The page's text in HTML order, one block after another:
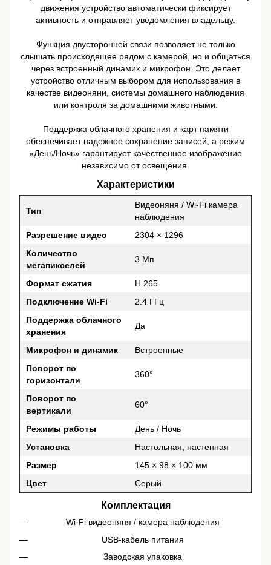
движения устройство автоматически фиксирует
активность и отправляет уведомления владельцу.
Функция двусторонней связи позволяет не только
слышать происходящее рядом с камерой, но и общаться
через встроенный динамик и микрофон. Это делает
устройство отличным выбором для использования в
качестве видеоняни, системы домашнего наблюдения
или контроля за домашними животными.
Поддержка облачного хранения и карт памяти
обеспечивает надежное сохранение записей, а режим
«День/Ночь» гарантирует качественное изображение
независимо от освещения.
Характеристики
Тип
Видеоняня / Wi-Fi камера
наблюдения
Разрешение видео
2304 × 1296
Количество
мегапикселей
3 Мп
Формат сжатия
H.265
Подключение Wi-Fi
2.4 ГГц
Поддержка облачного
хранения
Да
Микрофон и динамик
Встроенные
Поворот по
горизонтали
360°
Поворот по
вертикали
60°
Режимы работы
День / Ночь
Установка
Настольная, настенная
Размер
145 × 98 × 100 мм
Цвет
Серый
Комплектация
Wi-Fi видеоняня / камера наблюдения
USB-кабель питания
Заводская упаковка